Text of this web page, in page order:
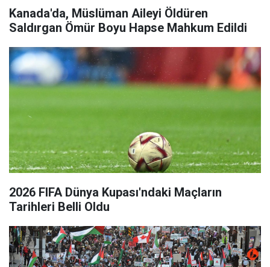
Kanada'da, Müslüman Aileyi Öldüren
Saldırgan Ömür Boyu Hapse Mahkum Edildi
2026 FIFA Dünya Kupası'ndaki Maçların
Tarihleri Belli Oldu